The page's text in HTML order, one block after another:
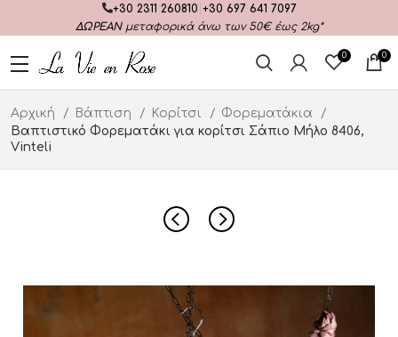
+30 2311 260810 +30 697 641 7097
ΔΩΡΕΑΝμεταφορικά άνω των 50€ έως 2kg*
0 0
Αρχική Βάπτιση Κορίτσι
Φορεματάκια
Βαπτιστικό Φορεματάκι για κορίτσι Σάπιο Μήλο 8406,
Vinteli